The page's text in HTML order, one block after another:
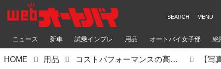
ニュース 新車 試乗インプレ 用品 オートバイ女子部 絶
HOME 用品 コストパフォーマンスの高いアルミケースがライズから登場！ 新ブランド「ハードワークス」の5製品を紹介